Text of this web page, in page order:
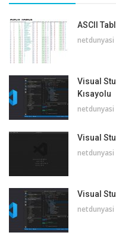
ASCII
netdunyasi
Visual
Kısayolu
netdunyasi
Visual
netdunyasi
Visual
netdunyasi